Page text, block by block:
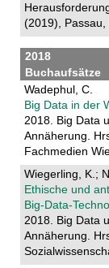
(2019),
2018
Buchaufsätze
Wadephul, C.
Big Data in der
2018. Big Data
Annäherung.
Fachmedien
Wiegerling, K.;
Ethische und
Big-Data-
2018. Big Data
Annäherung.